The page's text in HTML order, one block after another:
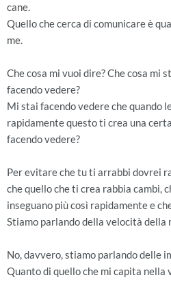
cane.
Quello che cerca di comunicare è
me.
Che cosa mi vuoi dire? Che cosa mi
facendo vedere?
Mi stai facendo vedere che quando
rapidamente questo ti crea una
facendo vedere?
Per evitare che tu ti arrabbi dovrei
che quello che ti crea rabbia cambi,
inseguano più così rapidamente e
Stiamo parlando della velocità della
No, davvero, stiamo parlando delle
Quanto di quello che mi capita